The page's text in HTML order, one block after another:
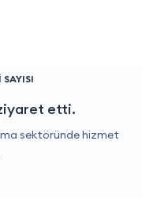
etti.
sektöründe hizmet